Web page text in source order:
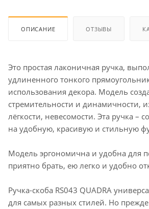
ОПИСАНИЕ ОТЗЫВЫ
Это простая лаконичная ручка,
удлиненного тонкого
использования декора. Модель
стремительности и динамичности,
лёгкости, невесомости. Эта ручка –
на удобную, красивую и стильную
Модель эргономична и удобна для
приятно брать, ею легко и удобно
Ручка-скоба RS043 QUADRA
для самых разных стилей. Но